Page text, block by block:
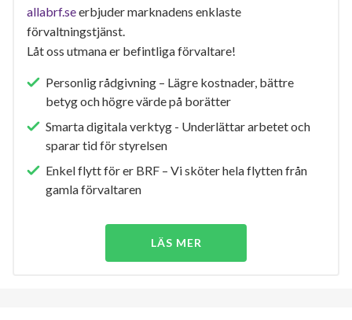
allabrf.seerbjuder marknadens enklaste
förvaltningstjänst.
Låt oss utmana er befintliga förvaltare!
Personlig rådgivning – Lägre kostnader, bättre
betyg och högre värde på borätter
Smarta digitala verktyg - Underlättar arbetet och
sparar tid för styrelsen
Enkel flytt för er BRF – Vi sköter hela flytten från
gamla förvaltaren
LÄS MER